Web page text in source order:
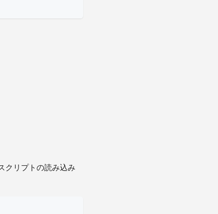
クリプトの読み込み